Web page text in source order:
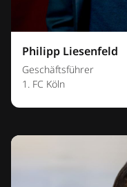
Philipp Liesenfeld
Geschäftsführer
1. FC Köln